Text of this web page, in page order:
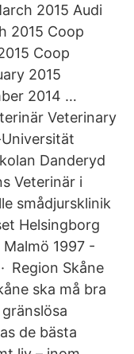
2015 Audi
2015 Coop
Coop
2015
2014 …
Veterinary
Danderyd
Veterinär i
smådjursklinik
Helsingborg
1997 -
Region Skåne
ska må bra
de bästa